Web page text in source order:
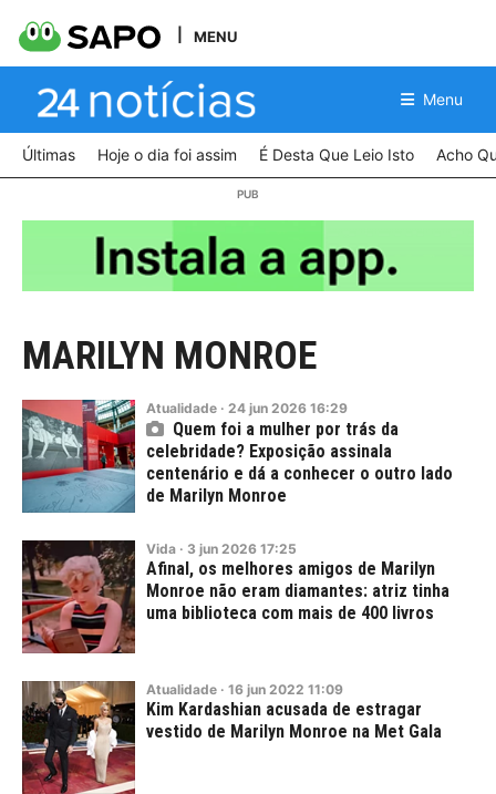
MENU
Menu
Últimas Hoje o dia foi assim É Desta Que Leio Isto Acho
MARILYN MONROE
Atualidade · 24 jun 2026 16:29
Quem foi a mulher por trás da
celebridade? Exposição assinala
centenário e dá a conhecer o outro lado
de Marilyn Monroe
Vida · 3 jun 2026 17:25
Afinal, os melhores amigos de Marilyn
Monroe não eram diamantes: atriz tinha
uma biblioteca com mais de 400 livros
Atualidade · 16 jun 2022 11:09
Kim Kardashian acusada de estragar
vestido de Marilyn Monroe na Met Gala